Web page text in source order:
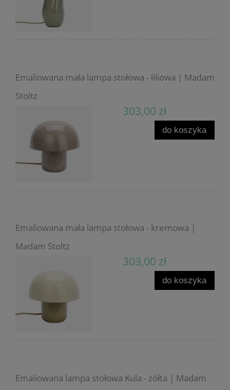
Emaliowana mała lampa stołowa - liliowa | Madam
Stoltz
303,00 zł
do koszyka
Emaliowana mała lampa stołowa - kremowa |
Madam Stoltz
303,00 zł
do koszyka
Emaliowana lampa stołowa Kula - żółta | Madam